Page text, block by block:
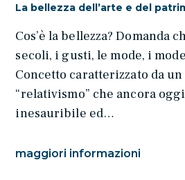
La bellezza dell’arte e del
Cos’è la bellezza? Domanda
secoli, i gusti, le mode, i
Concetto caratterizzato da
“relativismo” che ancora
inesauribile ed…
maggiori informazioni